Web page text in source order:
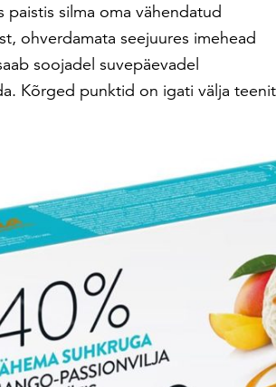
paistis silma oma vähendatud
ohverdamata seejuures imehead
soojadel suvepäevadel
Kõrged punktid on igati välja